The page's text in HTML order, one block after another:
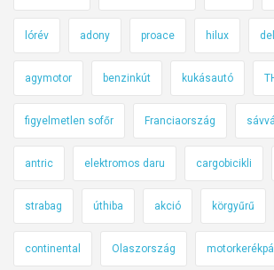
lórév adony proace hilux
agymotor benzinkút kukásautó
figyelmetlen sofőr Franciaország
antric elektromos daru cargobicikli
strabag úthiba akció körgyűrű
continental Olaszország